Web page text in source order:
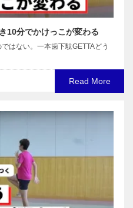
10分でかけっこが変わる
はない。一本歯下駄GETTAどう
Read More